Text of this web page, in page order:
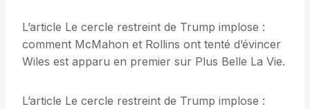
L’article Le cercle restreint de Trump implose :
comment McMahon et Rollins ont tenté d’évincer
Wiles est apparu en premier sur Plus Belle La Vie.
L’article Le cercle restreint de Trump implose :